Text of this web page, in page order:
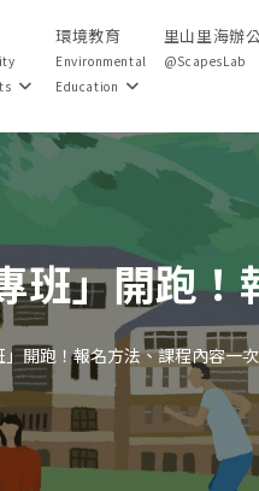
環境教育
Environmental
Education
里山里海辦
@ScapesLab
班」開跑
開跑！報名方法、課程內容一